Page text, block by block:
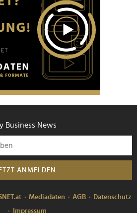
Business News
ANMELDEN
Mediadaten AGB
Datenschutz
Impressum